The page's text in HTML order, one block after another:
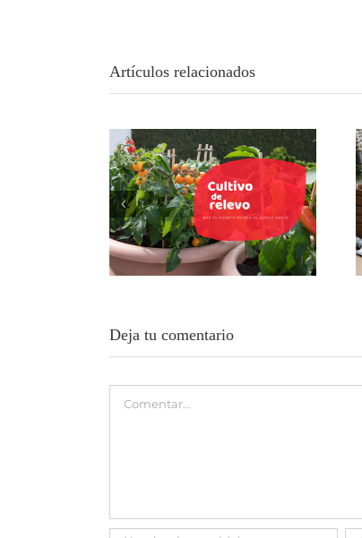
Artículos relacionados
Cultivo de relevo: la
técnica para que tu
huerto urbano nunca se
quede vacío
Deja tu comentario